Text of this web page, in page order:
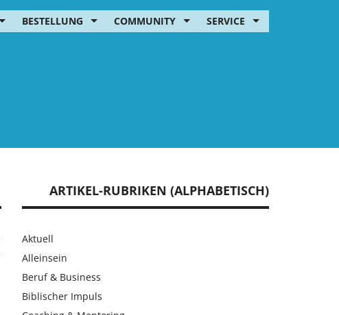
BESTELLUNG COMMUNITY SERVICE
ARTIKEL-RUBRIKEN (ALPHABETISCH)
Aktuell
Alleinsein
Beruf & Business
Biblischer Impuls